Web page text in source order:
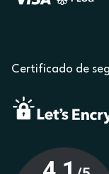
Certificado de